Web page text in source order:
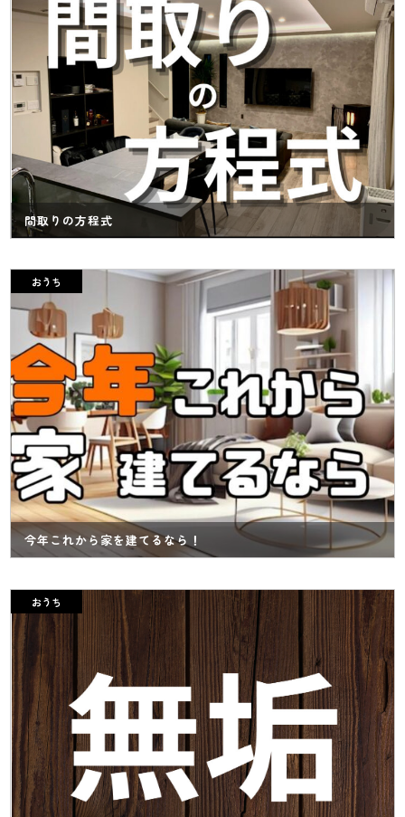
間取りの方程式
おうち
今年これから家を建てるなら！
おうち